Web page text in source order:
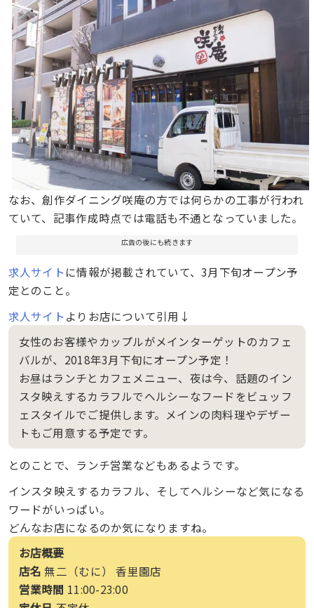
なお、創作ダイニング咲庵の方では何らかの工事が行われ
ていて、記事作成時点では電話も不通となっていました。
広告の後にも続きます
求人サイト に情報が掲載されていて、3月下旬オープン予
定とのこと。
求人サイト よりお店について引用↓
女性のお客様やカップルがメインターゲットのカフェ
バルが、2018年3月下旬にオープン予定！
お昼はランチとカフェメニュー、夜は今、話題のイン
スタ映えするカラフルでヘルシーなフードをビュッフ
ェスタイルでご提供します。メインの肉料理やデザー
トもご用意する予定です。
とのことで、ランチ営業などもあるようです。
インスタ映えするカラフル、そしてヘルシーなど気になる
ワードがいっぱい。
どんなお店になるのか気になりますね。
お店概要
店名 無二（むに） 香里園店
営業時間 11:00-23:00